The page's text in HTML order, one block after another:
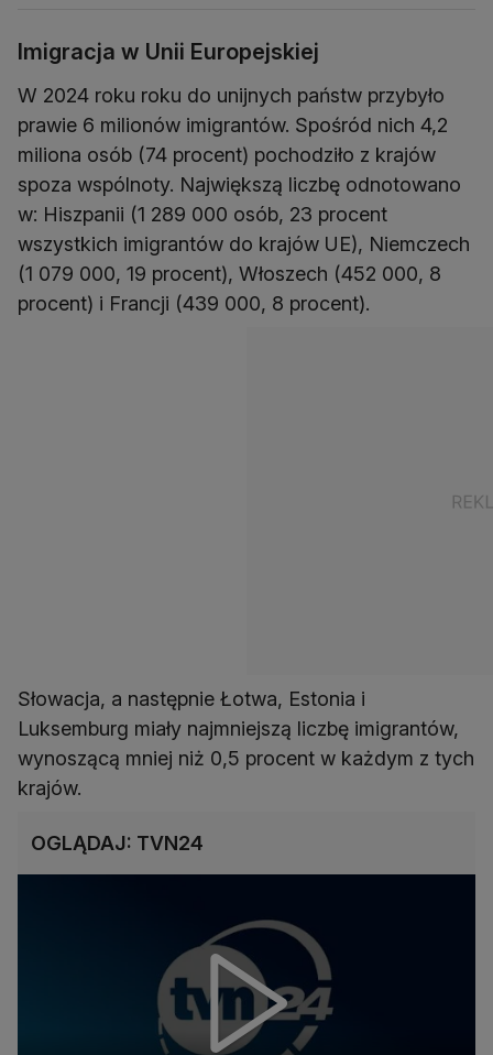
Imigracja w Unii Europejskiej
W 2024 roku roku do unijnych państw przybyło
prawie 6 milionów imigrantów. Spośród nich 4,2
miliona osób (74 procent) pochodziło z krajów
spoza wspólnoty. Największą liczbę odnotowano
w: Hiszpanii (1 289 000 osób, 23 procent
wszystkich imigrantów do krajów UE), Niemczech
(1 079 000, 19 procent), Włoszech (452 000, 8
procent) i Francji (439 000, 8 procent).
Słowacja, a następnie Łotwa, Estonia i
Luksemburg miały najmniejszą liczbę imigrantów,
wynoszącą mniej niż 0,5 procent w każdym z tych
krajów.
OGLĄDAJ: TVN24